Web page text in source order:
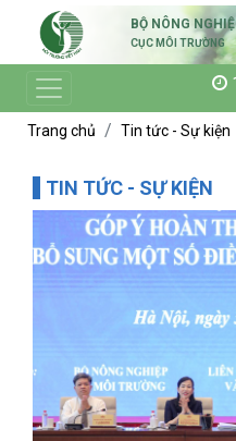
BỘ NÔNG
CỤC MÔI TRƯỜNG
Trang chủ Tin tức - Sự kiện
TIN TỨC - SỰ KIỆN